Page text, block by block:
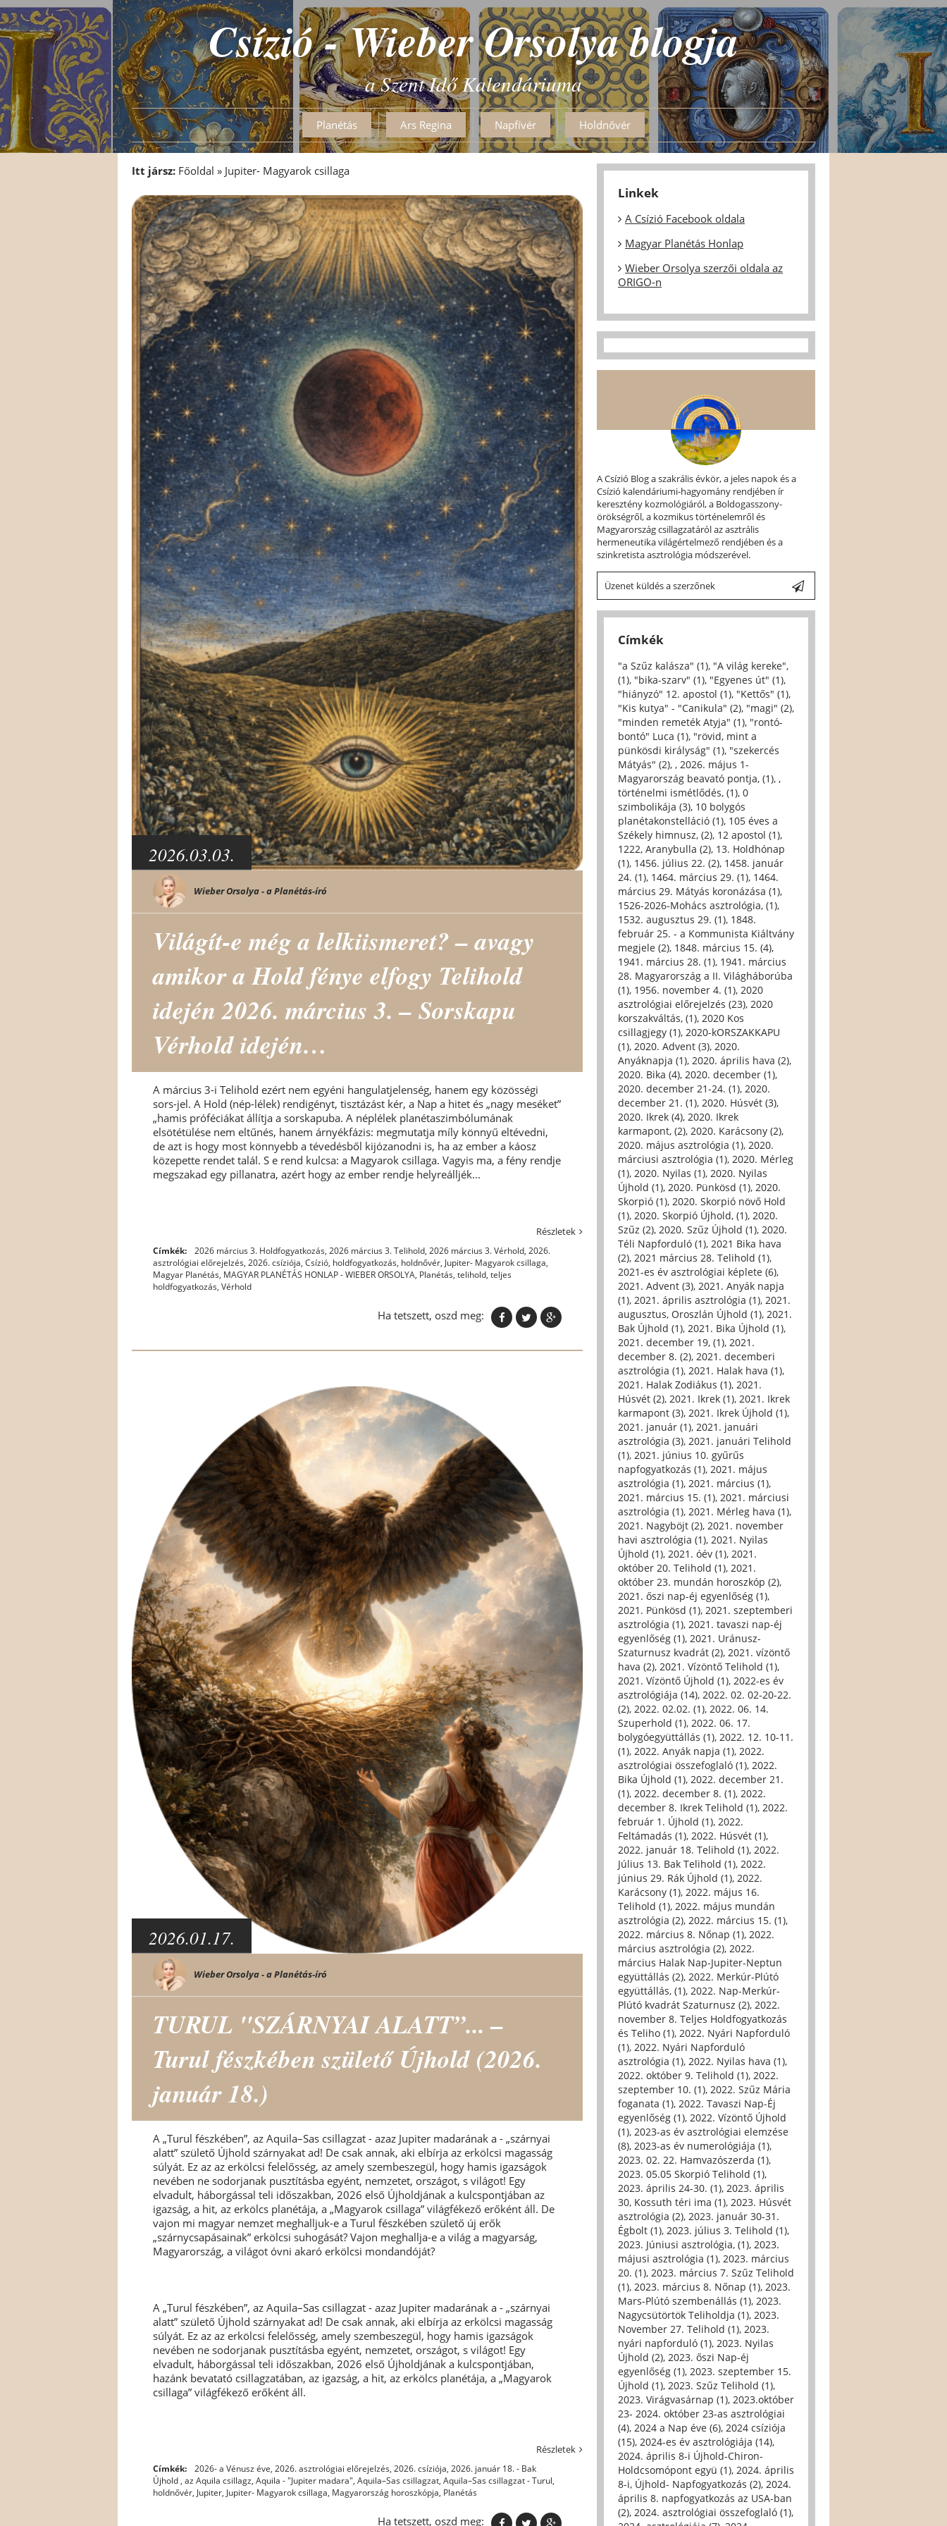
Csízió - Wieber Orsolya blogja
a Szent Idő Kalendáriuma
Planétás Ars Regina Napfívér Holdnővér
Itt jársz: Főoldal » Jupiter- Magyarok csillaga
2026.03.03.
Wieber Orsolya - a Planétás-író
Világít-e még a lelkiismeret? – avagy
amikor a Hold fénye elfogy Telihold
idején 2026. március 3. – Sorskapu
Vérhold idején…
A március 3-i Telihold ezért nem egyéni hangulatjelenség, hanem egy közösségi
sors-jel. A Hold (nép-lélek) rendigényt, tisztázást kér, a Nap a hitet és „nagy meséket”
„hamis próféciákat állítja a sorskapuba. A néplélek planétaszimbólumának
elsötétülése nem eltűnés, hanem árnyékfázis: megmutatja míly könnyű eltévedni,
de azt is hogy most könnyebb a tévedésből kijózanodni is, ha az ember a káosz
közepette rendet talál. S e rend kulcsa: a Magyarok csillaga. Vagyis ma, a fény rendje
megszakad egy pillanatra, azért hogy az ember rendje helyreálljék...
Részletek
Címkék: 2026 március 3. Holdfogyatkozás, 2026 március 3. Telihold, 2026 március 3. Vérhold, 2026.
asztrológiai előrejelzés, 2026. csíziója, Csízió, holdfogyatkozás, holdnővér, Jupiter- Magyarok csillaga,
Magyar Planétás, MAGYAR PLANÉTÁS HONLAP - WIEBER ORSOLYA, Planétás, telihold, teljes
holdfogyatkozás, Vérhold
Ha tetszett, oszd meg:
2026.01.17.
Wieber Orsolya - a Planétás-író
TURUL "SZÁRNYAI ALATT”... –
Turul fészkében születő Újhold (2026.
január 18.)
A „Turul fészkében”, az Aquila–Sas csillagzat - azaz Jupiter madarának a - „szárnyai
alatt” születő Újhold szárnyakat ad! De csak annak, aki elbírja az erkölcsi magasság
súlyát. Ez az az erkölcsi felelősség, az amely szembeszegül, hogy hamis igazságok
nevében ne sodorjanak pusztításba egyént, nemzetet, országot, s világot! Egy
elvadult, háborgással teli időszakban, 2026 első Újholdjának a kulcspontjában az
igazság, a hit, az erkölcs planétája, a „Magyarok csillaga” világfékező erőként áll. De
vajon mi magyar nemzet meghalljuk-e a Turul fészkében születő új erők
„szárnycsapásainak” erkölcsi suhogását? Vajon meghallja-e a világ a magyarság,
Magyarország, a világot óvni akaró erkölcsi mondandóját?
A „Turul fészkében”, az Aquila–Sas csillagzat - azaz Jupiter madarának a - „szárnyai
alatt” születő Újhold szárnyakat ad! De csak annak, aki elbírja az erkölcsi magasság
súlyát. Ez az az erkölcsi felelősség, amely szembeszegül, hogy hamis igazságok
nevében ne sodorjanak pusztításba egyént, nemzetet, országot, s világot! Egy
elvadult, háborgással teli időszakban, 2026 első Újholdjának a kulcspontjában,
hazánk bevatató csillagzatában, az igazság, a hit, az erkölcs planétája, a „Magyarok
csillaga” világfékező erőként áll.
Részletek
Címkék: 2026- a Vénusz éve, 2026. asztrológiai előrejelzés, 2026. csíziója, 2026. január 18. - Bak
Újhold , az Aquila csillagz, Aquila - "Jupiter madara", Aquila–Sas csillagzat, Aquila–Sas csillagzat - Turul,
holdnővér, Jupiter, Jupiter- Magyarok csillaga, Magyarország horoszkópja, Planétás
Ha tetszett, oszd meg:
Linkek
A Csízió Facebook oldala
Magyar Planétás Honlap
Wieber Orsolya szerzői oldala az
ORIGO-n
A Csízió Blog a szakrális évkör, a jeles napok és a
Csízió kalendáriumi-hagyomány rendjében ír
keresztény kozmológiáról, a Boldogasszony-
örökségről, a kozmikus történelemről és
Magyarország csillagzatáról az asztrális
hermeneutika világértelmező rendjében és a
szinkretista asztrológia módszerével.
Üzenet küldés a szerzőnek
Címkék
"a Szűz kalásza" (1), "A világ kereke",
(1), "bika-szarv" (1), "Egyenes út" (1),
"hiányzó" 12. apostol (1), "Kettős" (1),
"Kis kutya" - "Canikula" (2), "magi" (2),
"minden remeték Atyja" (1), "rontó-
bontó" Luca (1), "rövid, mint a
pünkösdi királyság" (1), "szekercés
Mátyás" (2), , 2026. május 1-
Magyarország beavató pontja, (1), ,
történelmi ismétlődés, (1), 0
szimbolikája (3), 10 bolygós
planétakonstelláció (1), 105 éves a
Székely himnusz, (2), 12 apostol (1),
1222, Aranybulla (2), 13. Holdhónap
(1), 1456. július 22. (2), 1458. január
24. (1), 1464. március 29. (1), 1464.
március 29. Mátyás koronázása (1),
1526-2026-Mohács asztrológia, (1),
1532. augusztus 29. (1), 1848.
február 25. - a Kommunista Kiáltvány
megjele (2), 1848. március 15. (4),
1941. március 28. (1), 1941. március
28. Magyarország a II. Világháborúba
(1), 1956. november 4. (1), 2020
asztrológiai előrejelzés (23), 2020
korszakváltás, (1), 2020 Kos
csillagjegy (1), 2020-kORSZAKKAPU
(1), 2020. Advent (3), 2020.
Anyáknapja (1), 2020. április hava (2),
2020. Bika (4), 2020. december (1),
2020. december 21-24. (1), 2020.
december 21. (1), 2020. Húsvét (3),
2020. Ikrek (4), 2020. Ikrek
karmapont, (2), 2020. Karácsony (2),
2020. május asztrológia (1), 2020.
márciusi asztrológia (1), 2020. Mérleg
(1), 2020. Nyilas (1), 2020. Nyilas
Újhold (1), 2020. Pünkösd (1), 2020.
Skorpió (1), 2020. Skorpió növő Hold
(1), 2020. Skorpió Újhold, (1), 2020.
Szűz (2), 2020. Szűz Újhold (1), 2020.
Téli Napforduló (1), 2021 Bika hava
(2), 2021 március 28. Telihold (1),
2021-es év asztrológiai képlete (6),
2021. Advent (3), 2021. Anyák napja
(1), 2021. április asztrológia (1), 2021.
augusztus, Oroszlán Újhold (1), 2021.
Bak Újhold (1), 2021. Bika Újhold (1),
2021. december 19, (1), 2021.
december 8. (2), 2021. decemberi
asztrológia (1), 2021. Halak hava (1),
2021. Halak Zodiákus (1), 2021.
Húsvét (2), 2021. Ikrek (1), 2021. Ikrek
karmapont (3), 2021. Ikrek Újhold (1),
2021. január (1), 2021. januári
asztrológia (3), 2021. januári Telihold
(1), 2021. június 10. gyűrűs
napfogyatkozás (1), 2021. május
asztrológia (1), 2021. március (1),
2021. március 15. (1), 2021. márciusi
asztrológia (1), 2021. Mérleg hava (1),
2021. Nagyböjt (2), 2021. november
havi asztrológia (1), 2021. Nyilas
Újhold (1), 2021. óév (1), 2021.
október 20. Telihold (1), 2021.
október 23. mundán horoszkóp (2),
2021. őszi nap-éj egyenlőség (1),
2021. Pünkösd (1), 2021. szeptemberi
asztrológia (1), 2021. tavaszi nap-éj
egyenlőség (1), 2021. Uránusz-
Szaturnusz kvadrát (2), 2021. vízöntő
hava (2), 2021. Vízöntő Telihold (1),
2021. Vízöntő Újhold (1), 2022-es év
asztrológiája (14), 2022. 02. 02-20-22.
(2), 2022. 02.02. (1), 2022. 06. 14.
Szuperhold (1), 2022. 06. 17.
bolygóegyüttállás (1), 2022. 12. 10-11.
(1), 2022. Anyák napja (1), 2022.
asztrológiai összefoglaló (1), 2022.
Bika Újhold (1), 2022. december 21.
(1), 2022. december 8. (1), 2022.
december 8. Ikrek Telihold (1), 2022.
február 1. Újhold (1), 2022.
Feltámadás (1), 2022. Húsvét (1),
2022. január 18. Telihold (1), 2022.
Július 13. Bak Telihold (1), 2022.
június 29. Rák Újhold (1), 2022.
Karácsony (1), 2022. május 16.
Telihold (1), 2022. május mundán
asztrológia (2), 2022. március 15. (1),
2022. március 8. Nőnap (1), 2022.
március asztrológia (2), 2022.
március Halak Nap-Jupiter-Neptun
együttállás (2), 2022. Merkúr-Plútó
együttállás, (1), 2022. Nap-Merkúr-
Plútó kvadrát Szaturnusz (2), 2022.
november 8. Teljes Holdfogyatkozás
és Teliho (1), 2022. Nyári Napforduló
(1), 2022. Nyári Napforduló
asztrológia (1), 2022. Nyilas hava (1),
2022. október 9. Telihold (1), 2022.
szeptember 10. (1), 2022. Szűz Mária
foganata (1), 2022. Tavaszi Nap-Éj
egyenlőség (1), 2022. Vízöntő Újhold
(1), 2023-as év asztrológiai elemzése
(8), 2023-as év numerológiája (1),
2023. 02. 22. Hamvazószerda (1),
2023. 05.05 Skorpió Telihold (1),
2023. április 24-30. (1), 2023. április
30, Kossuth téri ima (1), 2023. Húsvét
asztrológia (2), 2023. január 30-31.
Égbolt (1), 2023. július 3. Telihold (1),
2023. Júniusi asztrológia, (1), 2023.
májusi asztrológia (1), 2023. március
20. (1), 2023. március 7. Szűz Telihold
(1), 2023. március 8. Nőnap (1), 2023.
Mars-Plútó szembenállás (1), 2023.
Nagycsütörtök Teliholdja (1), 2023.
November 27. Telihold (1), 2023.
nyári napforduló (1), 2023. Nyilas
Újhold (2), 2023. őszi Nap-éj
egyenlőség (1), 2023. szeptember 15.
Újhold (1), 2023. Szűz Telihold (1),
2023. Virágvasárnap (1), 2023.október
23- 2024. október 23-as asztrológiai
(4), 2024 a Nap éve (6), 2024 csíziója
(15), 2024-es év asztrológiája (14),
2024. április 8-i Újhold-Chiron-
Holdcsomópont együ (1), 2024. április
8-i, Újhold- Napfogyatkozás (2), 2024.
április 8. napfogyatkozás az USA-ban
(2), 2024. asztrológiai összefoglaló (1),